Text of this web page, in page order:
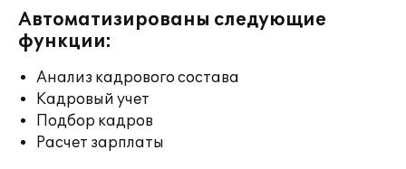
Автоматизированы следующие
функции:
Анализ кадрового состава
Кадровый учет
Подбор кадров
Расчет зарплаты